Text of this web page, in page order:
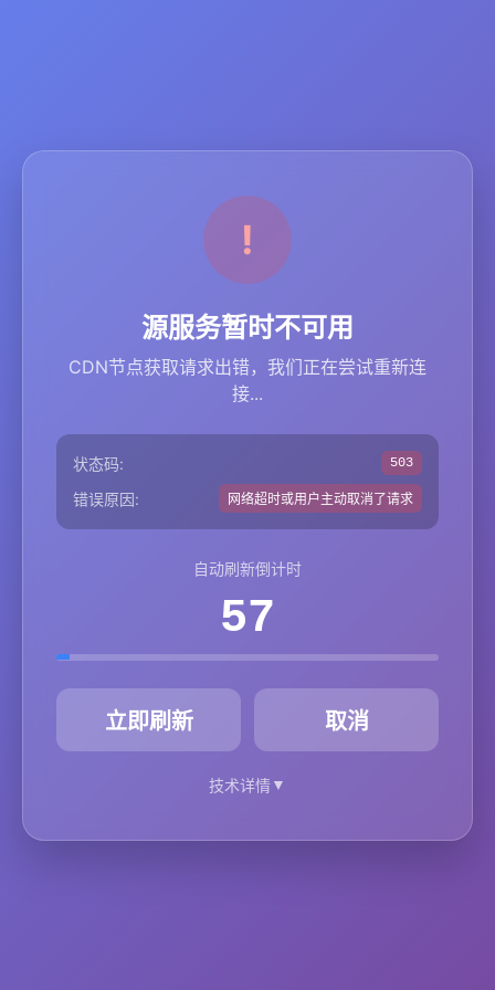
源服务暂时不可用
CDN节点获取请求出错，我们正在尝试重新连
接...
状态码: 503
错误原因: 网络超时或用户主动取消了请求
自动刷新倒计时
57
立即刷新 取消
技术详情▼